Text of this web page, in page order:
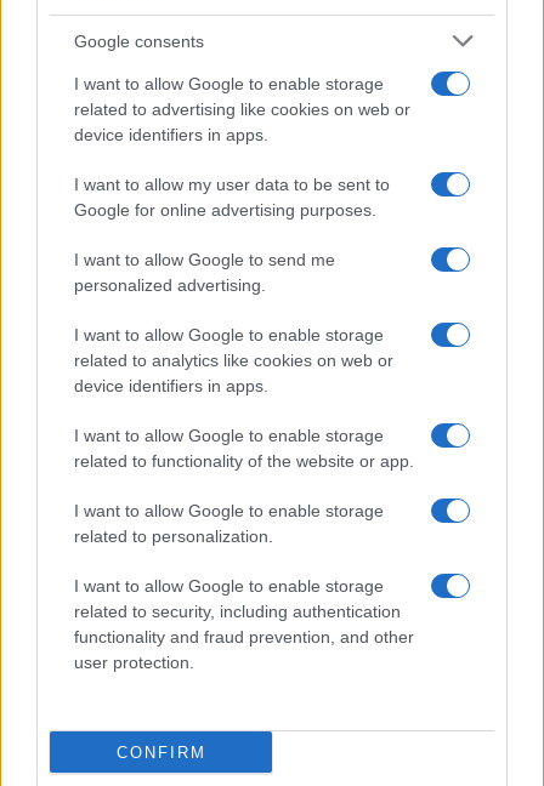
Google consents
I want to allow Google to enable storage
related to advertising like cookies on web or
device identifiers in apps.
I want to allow my user data to be sent to
Google for online advertising purposes.
I want to allow Google to send me
personalized advertising.
I want to allow Google to enable storage
related to analytics like cookies on web or
device identifiers in apps.
I want to allow Google to enable storage
related to functionality of the website or app.
I want to allow Google to enable storage
related to personalization.
I want to allow Google to enable storage
related to security, including authentication
functionality and fraud prevention, and other
user protection.
CONFIRM